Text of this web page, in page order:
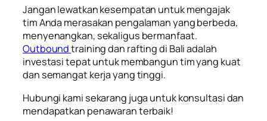
Jangan lewatkan kesempatan untuk mengajak
tim Anda merasakan pengalaman yang berbeda,
menyenangkan, sekaligus bermanfaat.
Outboundtraining dan rafting di Bali adalah
investasi tepat untuk membangun tim yang kuat
dan semangat kerja yang tinggi.
Hubungi kami sekarang juga untuk konsultasi dan
mendapatkan penawaran terbaik!